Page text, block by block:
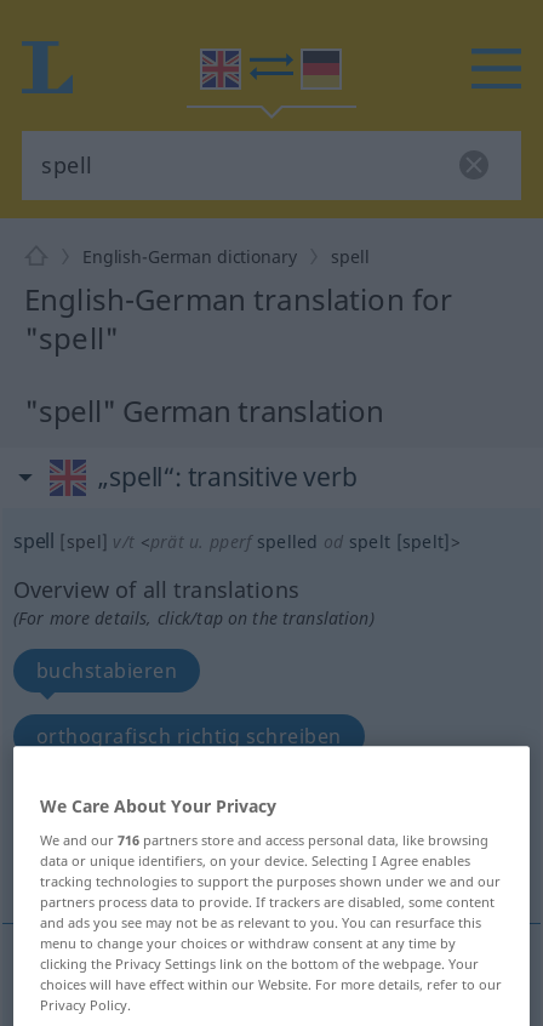
English-German dictionary spell
English-German translation for
"spell"
"spell" German translation
„spell“: transitive verb
spell [spel] v/t <prätu. pperfspelled od spelt [spelt]>
Overview of all translations
(For more details, click/tap on the translation)
buchstabieren
orthografisch richtig schreiben
bilden, zusammensetzen
bedeuten, ausmachen More examples...
buchstabieren spell name letters of
We Care About Your Privacy
We and our716 partners store and access personal data, like browsing
data or unique identifiers, on your device. Selecting I Agree enables
tracking technologies to support the purposes shown under we and our
partners process data to provide. If trackers are disabled, some content
and ads you see may not be as relevant to you. You can resurface this
menu to change your choices or withdraw consent at any time by
clicking the Privacy Settings link on the bottom of the webpage. Your
choices will have effect within our Website. For more details, refer to our
Privacy Policy.